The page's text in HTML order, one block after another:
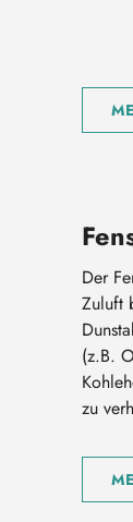
Der
Zuluft
(z.B.
zu